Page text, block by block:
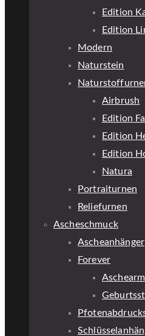
Edition
Edition
Modern
Naturstein
Airbrush
Edition
Edition
Edition
Natura
Portraiturnen
Reliefurnen
Ascheschmuck
Ascheanhänger
Forever